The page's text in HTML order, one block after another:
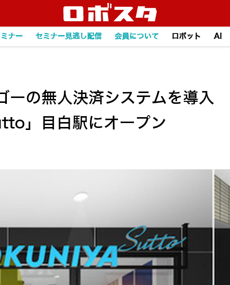
ナー セミナー見逃し配信 会員について ロボット AI
ーの無人決済システムを導入
」目白駅にオープン